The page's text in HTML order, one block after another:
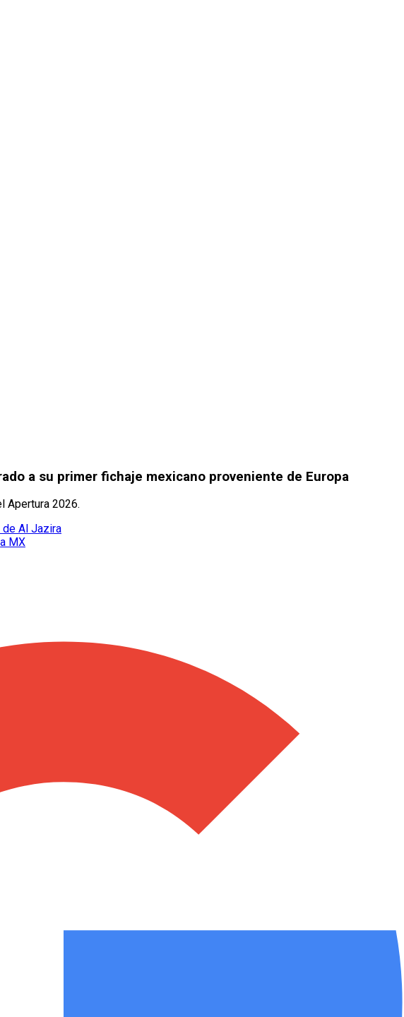
a su primer fichaje mexicano proveniente de Europa
Apertura 2026.
de Al Jazira
MX